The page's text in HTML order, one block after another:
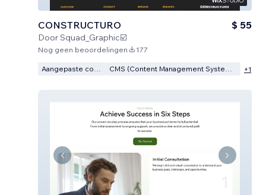
CONSTRUCTURO
DoorSquad_Graphic☑️
$ 55
Nog geen beoordelingen 177
Aangepaste code CMS (Content Management Systeem) +1